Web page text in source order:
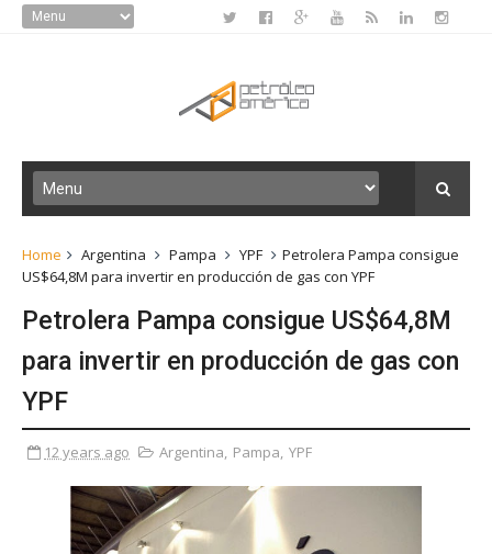
Home Argentina Pampa YPF
Petrolera Pampa consigue
US$64,8M para invertir en producción de gas con YPF
Petrolera Pampa consigue US$64,8M
para invertir en producción de gas con
YPF
12 years ago Argentina, Pampa, YPF